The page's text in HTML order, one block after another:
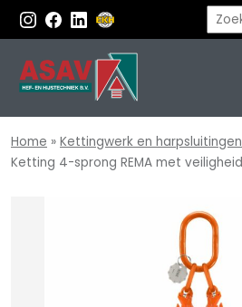
Home » Kettingwerk en harpsluitingen
Ketting 4-sprong REMA met